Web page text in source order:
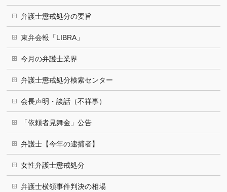
弁護士懲戒処分の要旨
東弁会報「LIBRA」
今月の弁護士業界
弁護士懲戒処分検索センター
会長声明・談話（不祥事）
「依頼者見舞金」公告
弁護士【今年の逮捕者】
女性弁護士懲戒処分
弁護士横領事件判決の相場